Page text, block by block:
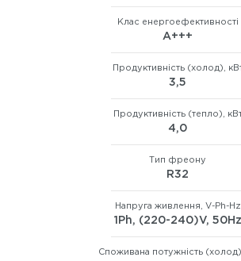
Клас енергоефективності
А+++
Продуктивність (холод),
3,5
Продуктивність (тепло),
4,0
Тип фреону
R32
Напруга живлення, V-Ph-Hz
1Ph, (220-240)V, 50Hz
Споживана потужність